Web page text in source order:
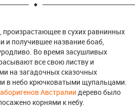
произрастающее в сухих равнинных
и получившее название боаб,
Во время засушливых
все свою листву и
на загадочных сказочных
в небо крючковатыми щупальцами.
Австралии дерево было
корнями к небу.